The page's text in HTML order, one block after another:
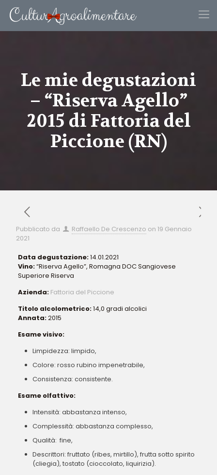
Le mie degustazioni
– “Riserva Agello”
2015 di Fattoria del
Piccione (RN)
Pubblicato da Raffaello De Crescenzo on 19 Gennaio
2021
Data degustazione:14.01.2021
Vino:“Riserva Agello”, Romagna DOC Sangiovese
Superiore Riserva
Azienda: Fattoria del Piccione
Titolo alcolometrico:14,0 gradi alcolici
Annata:2015
Esame visivo:
Limpidezza: limpido,
Colore: rosso rubino impenetrabile,
Consistenza: consistente.
Esame olfattivo:
Intensità: abbastanza intenso,
Complessità: abbastanza complesso,
Qualità: fine,
Descrittori: fruttato (ribes, mirtillo), frutta sotto spirito
(cliegia), tostato (cioccolato, liquirizia).